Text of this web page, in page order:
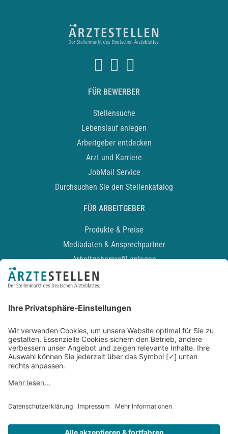
FÜR BEWERBER
Stellensuche
Lebenslauf anlegen
Arbeitgeber entdecken
Arzt und Karriere
JobMail Service
Durchsuchen Sie den Stellenkatalog
FÜR ARBEITGEBER
Produkte & Preise
Mediadaten & Ansprechpartner
Arbeitgeberprofil anlegen
Recruiting-Podcast
Kontakt
Datenschutz
Newsletter